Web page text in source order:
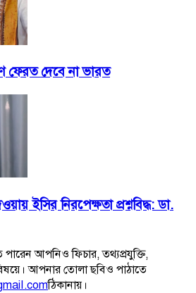
ফেরত দেবে না ভারত
ইসির নিরপেক্ষতা প্রশ্নবিদ্ধ: ডা.
আপনিও ফিচার, তথ্যপ্রযুক্তি,
আপনার তোলা ছবিও পাঠাতে
ঠিকানায়।